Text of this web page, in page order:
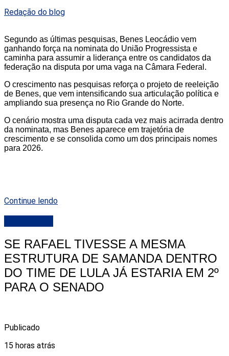
Redação do blog
Segundo as últimas pesquisas, Benes Leocádio vem
ganhando força na nominata do União Progressista e
caminha para assumir a liderança entre os candidatos da
federação na disputa por uma vaga na Câmara Federal.
O crescimento nas pesquisas reforça o projeto de reeleição
de Benes, que vem intensificando sua articulação política e
ampliando sua presença no Rio Grande do Norte.
O cenário mostra uma disputa cada vez mais acirrada dentro
da nominata, mas Benes aparece em trajetória de
crescimento e se consolida como um dos principais nomes
para 2026.
Continue lendo
SE RAFAEL TIVESSE A MESMA
ESTRUTURA DE SAMANDA DENTRO
DO TIME DE LULA JÁ ESTARIA EM 2º
PARA O SENADO
Publicado
15 horas atrás